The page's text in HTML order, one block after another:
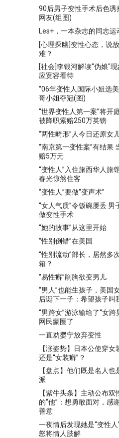
90后男子变性手术后色诱
网友(组图)
Les+，一本杂志的同志运
[心理探幽]变性心态，说
难？
[社会]李银河解读"伪娘"
应宽容看待
“06年变性人国际小姐选
哥小姐夺冠(图)
“世界变性人第一案”将开
被降职索赔250万英镑
“两性畸形”人今日还原女
“南京第一变性案”有结果
赔5万元
“变性人”入住旅西华人旅
春光惊煞住客
“变性人”要做“变声术”
“女人气质”令饭碗屡丢 男
做变性手术
“她的故事”从这里开始
“性别倒错”在美国
“性别流动”部长，居然多
箱？
“易性癖”削胸欲变男儿
“男人”也能生孩子，美国
后诞下一子：希望孩子叫
“男跨女”游泳输给了“女跨
网民蒙圈了
一直劝婴宁放弃变性
【涨姿势】日本公使穿女
还是“女装癖”？
【盘点】他们既是名人也
派
【紫牛头条】主动公布双
的“他”：想勇敢面对，感
善意
一夜情后发现她是“变性人
怒将情人肢解